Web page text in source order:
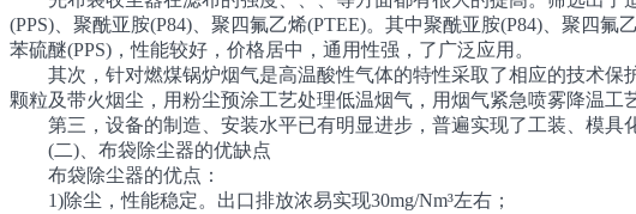
(PPS)、聚酰亚胺(P84)、聚四氟乙烯(PTEE)。其中聚酰亚胺(P84)、聚四
苯硫醚(PPS)，性能较好，价格居中，通用性强，了广泛应用。
其次，针对燃煤锅炉烟气是高温酸性气体的特性采取了相应的技术保
颗粒及带火烟尘，用粉尘预涂工艺处理低温烟气，用烟气紧急喷雾降温工
第三，设备的制造、安装水平已有明显进步，普遍实现了工装、模具
(二)、布袋除尘器的优缺点
布袋除尘器的优点：
1)除尘，性能稳定。出口排放浓易实现30mg/Nm³左右；